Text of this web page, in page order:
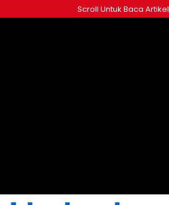
ke
Scroll Untuk Baca Artikel